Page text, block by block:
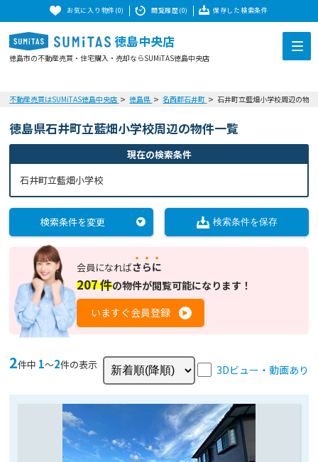
お気に入り物件(0) 閲覧履歴(0) 保存した検索条件
徳島中央店
徳島市の不動産売買・住宅購入・売却ならSUMiTAS徳島中央店
不動産売買はSUMiTAS徳島中央店 徳島県 名西郡石井町 石井町立藍畑小学校周辺の物
徳島県石井町立藍畑小学校周辺の物件一覧
現在の検索条件
石井町立藍畑小学校
検索条件を変更 検索条件を保存
会員になればさらに
207件の物件が閲覧可能になります！
いますぐ会員登録
2件中 1〜2件の表示 3Dビュー・動画あり